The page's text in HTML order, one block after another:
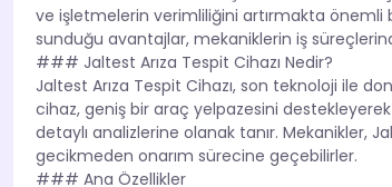
ve işletmelerin verimliliğini artırmakta önemli
sunduğu avantajlar, mekaniklerin iş
### Jaltest Arıza Tespit Cihazı Nedir?
Jaltest Arıza Tespit Cihazı, son teknoloji ile
cihaz, geniş bir araç yelpazesini
detaylı analizlerine olanak tanır. Mekanikler,
gecikmeden onarım sürecine geçebilirler.
### Ana Özellikler